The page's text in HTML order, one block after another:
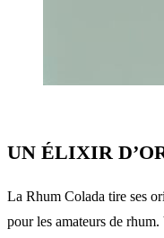
UN ÉLIXIR
La Rhum Colada tire ses
pour les amateurs de